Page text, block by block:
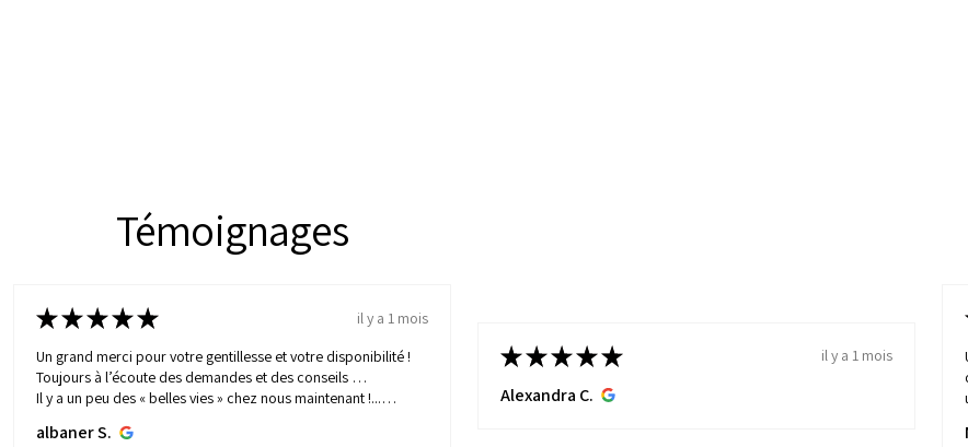
Témoignages
★★★★★
il y a 1 mois
Un grand merci pour votre gentillesse et votre disponibilité !
Toujours à l’écoute des demandes et des conseils …
Il y a un peu des « belles vies » chez nous maintenant !...
albaner S.
★★★★★ il y a 1 mois
Alexandra C.